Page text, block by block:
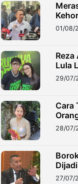
01/08/
Lula
29/07/
Cara
28/07/
27/07/